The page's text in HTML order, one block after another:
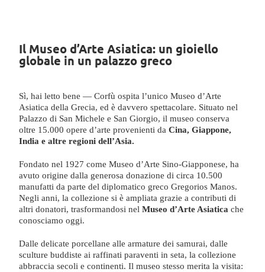
Il Museo d’Arte Asiatica: un gioiello
globale in un palazzo greco
Sì, hai letto bene — Corfù ospita l’unico Museo d’Arte
Asiatica della Grecia, ed è davvero spettacolare. Situato nel
Palazzo di San Michele e San Giorgio, il museo conserva
oltre 15.000 opere d’arte provenienti daCina, Giappone,
India e altre regioni dell’Asia.
Fondato nel 1927 come Museo d’Arte Sino-Giapponese, ha
avuto origine dalla generosa donazione di circa 10.500
manufatti da parte del diplomatico greco Gregorios Manos.
Negli anni, la collezione si è ampliata grazie a contributi di
altri donatori, trasformandosi nelMuseo d’Arte Asiatica che
conosciamo oggi.
Dalle delicate porcellane alle armature dei samurai, dalle
sculture buddiste ai raffinati paraventi in seta, la collezione
abbraccia secoli e continenti. Il museo stesso merita la visita: